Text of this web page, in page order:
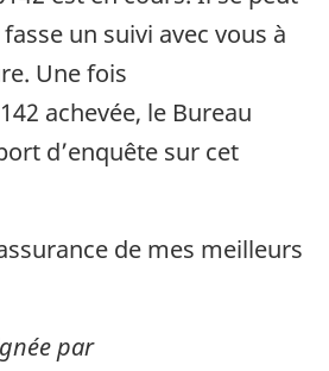
un suivi avec vous à
Une fois
achevée, le Bureau
d’enquête sur cet
de mes meilleurs
par